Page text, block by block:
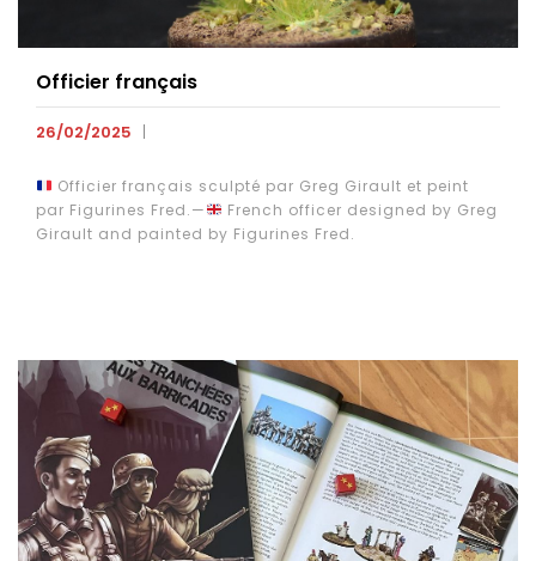
Officier français
26/02/2025
Officier français sculpté par Greg Girault et peint
par Figurines Fred.—
French officer designed by Greg
Girault and painted by Figurines Fred.